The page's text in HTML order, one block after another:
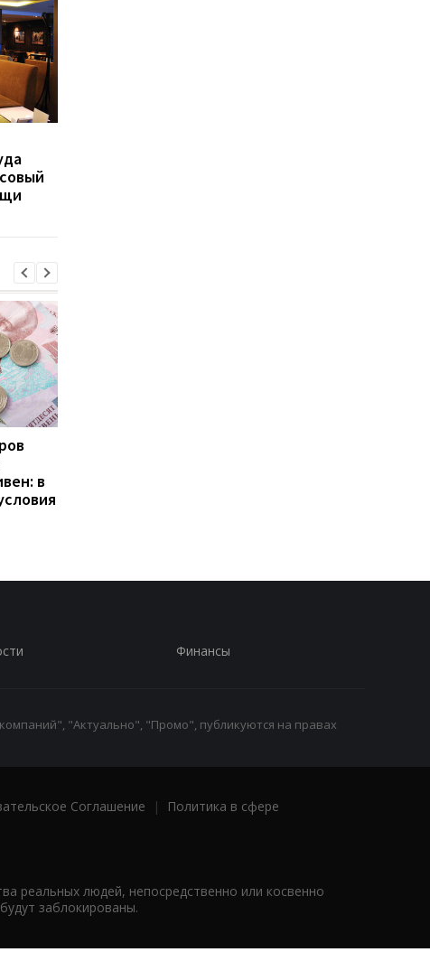
в
Финансы
"Актуально", "Промо", публикуются на правах
Соглашение |
Политика в сфере
реальных людей, непосредственно или косвенно
заблокированы.